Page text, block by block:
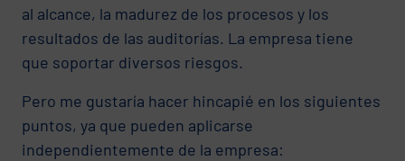
al alcance, la madurez de los procesos y los
resultados de las auditorías. La empresa tiene
que soportar diversos riesgos.
Pero me gustaría hacer hincapié en los siguientes
puntos, ya que pueden aplicarse
independientemente de la empresa: